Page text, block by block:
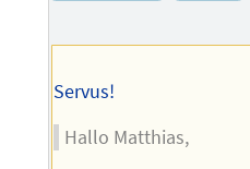
Servus!
Hallo Matthias,